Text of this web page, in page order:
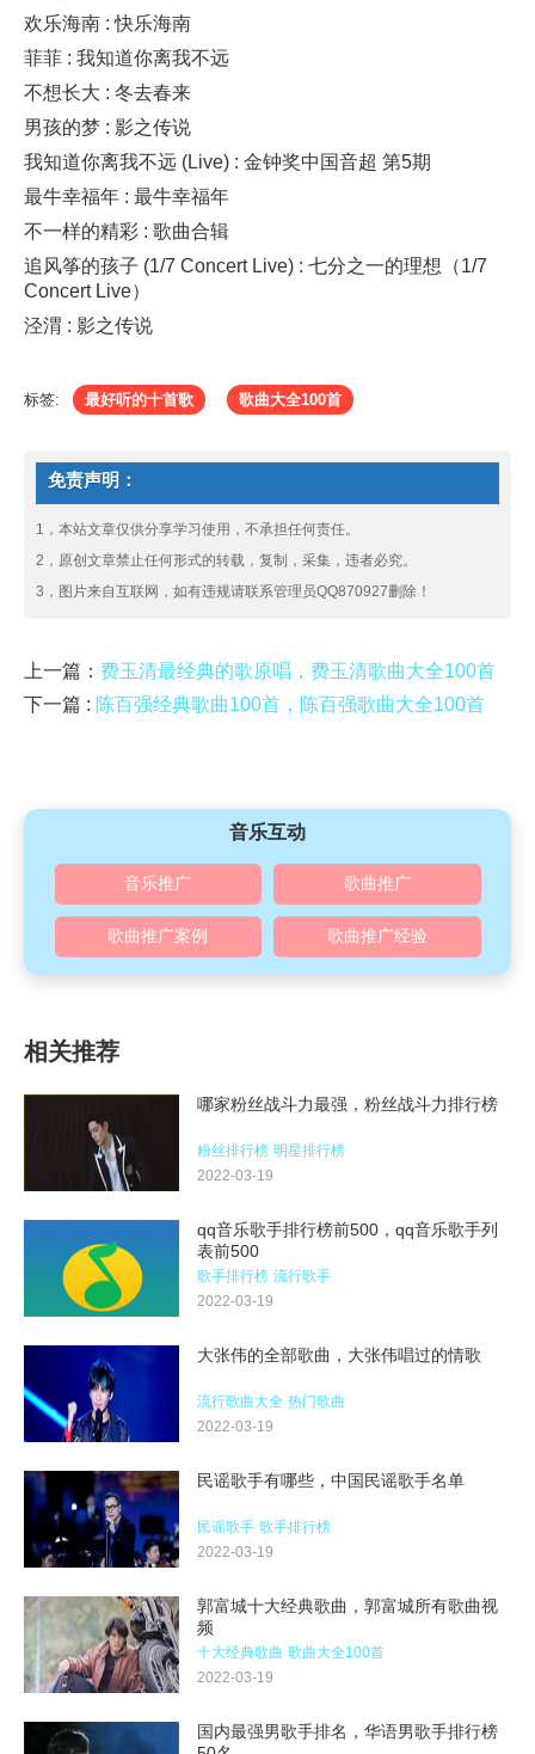
欢乐海南 : 快乐海南
菲菲 : 我知道你离我不远
不想长大 : 冬去春来
男孩的梦 : 影之传说
我知道你离我不远 (Live) : 金钟奖中国音超 第5期
最牛幸福年 : 最牛幸福年
不一样的精彩 : 歌曲合辑
追风筝的孩子 (1/7 Concert Live) : 七分之一的理想（1/7
Concert Live）
泾渭 : 影之传说
标签: 最好听的十首歌 歌曲大全100首
免责声明：
1，本站文章仅供分享学习使用，不承担任何责任。
2，原创文章禁止任何形式的转载，复制，采集，违者必究。
3，图片来自互联网，如有违规请联系管理员QQ870927删除！
上一篇： 费玉清最经典的歌原唱，费玉清歌曲大全100首
下一篇 : 陈百强经典歌曲100首，陈百强歌曲大全100首
音乐互动
音乐推广 歌曲推广
歌曲推广案例 歌曲推广经验
相关推荐
哪家粉丝战斗力最强，粉丝战斗力排行榜
粉丝排行榜 明星排行榜
2022-03-19
qq音乐歌手排行榜前500，qq音乐歌手列
表前500
歌手排行榜 流行歌手
2022-03-19
大张伟的全部歌曲，大张伟唱过的情歌
流行歌曲大全 热门歌曲
2022-03-19
民谣歌手有哪些，中国民谣歌手名单
民谣歌手 歌手排行榜
2022-03-19
郭富城十大经典歌曲，郭富城所有歌曲视
频
十大经典歌曲 歌曲大全100首
2022-03-19
国内最强男歌手排名，华语男歌手排行榜